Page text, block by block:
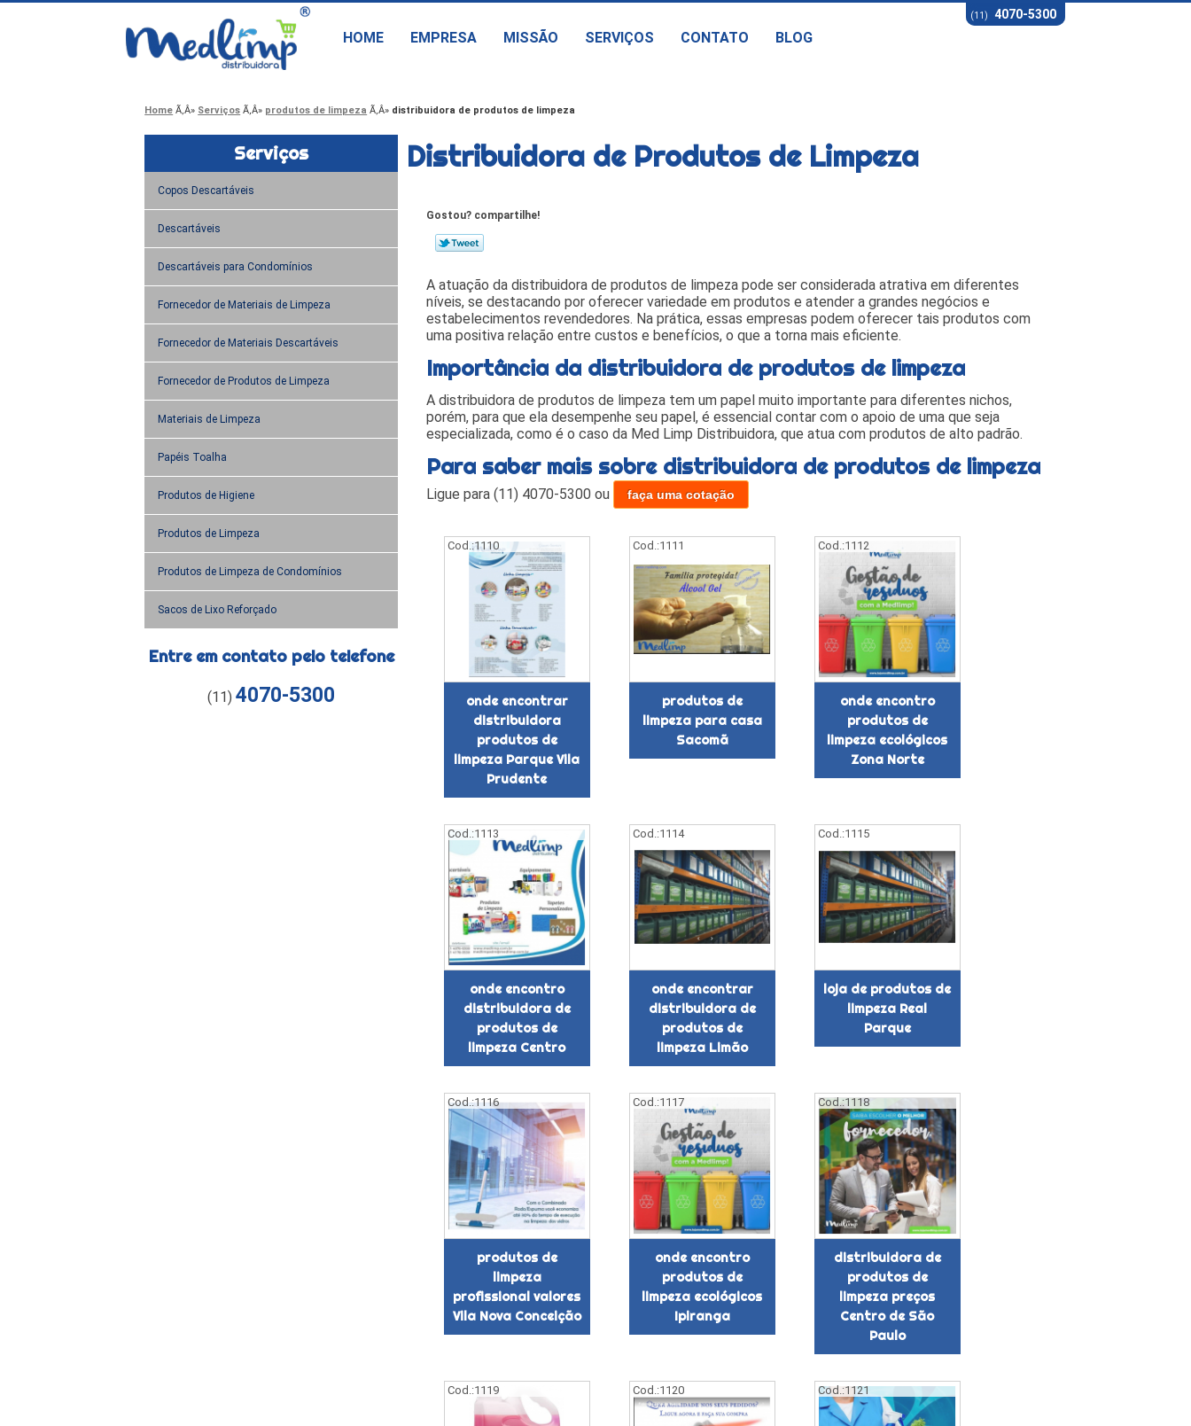
HOME EMPRESA MISSÃO SERVIÇOS CONTATO BLOG
(11) 4070-5300
Home Serviços produtos de limpeza distribuidora de produtos de limpeza
Serviços
Copos Descartáveis
Descartáveis
Descartáveis para Condomínios
Fornecedor de Materiais de Limpeza
Fornecedor de Materiais Descartáveis
Fornecedor de Produtos de Limpeza
Materiais de Limpeza
Papéis Toalha
Produtos de Higiene
Produtos de Limpeza
Produtos de Limpeza de Condomínios
Sacos de Lixo Reforçado
Entre em contato pelo telefone
(11)4070-5300
Distribuidora de Produtos de Limpeza
Gostou? compartilhe!
A atuação da distribuidora de produtos de limpeza pode ser considerada atrativa em diferentes
níveis, se destacando por oferecer variedade em produtos e atender a grandes negócios e
estabelecimentos revendedores. Na prática, essas empresas podem oferecer tais produtos com
uma positiva relação entre custos e benefícios, o que a torna mais eficiente.
Importância da distribuidora de produtos de limpeza
A distribuidora de produtos de limpeza tem um papel muito importante para diferentes nichos,
porém, para que ela desempenhe seu papel, é essencial contar com o apoio de uma que seja
especializada, como é o caso da Med Limp Distribuidora, que atua com produtos de alto padrão.
Para saber mais sobre distribuidora de produtos de limpeza
Ligue para (11) 4070-5300ou faça uma cotação
Cod.:1110
onde encontrar
distribuidora
produtos de
limpeza Parque Vila
Prudente
Cod.:1111
produtos de
limpeza para casa
Sacomã
Cod.:1112
onde encontro
produtos de
limpeza ecológicos
Zona Norte
Cod.:1113
onde encontro
distribuidora de
produtos de
limpeza Centro
Cod.:1114
onde encontrar
distribuidora de
produtos de
limpeza Limão
Cod.:1115
loja de produtos de
limpeza Real
Parque
Cod.:1116
produtos de
limpeza
profissional valores
Vila Nova Conceição
Cod.:1117
onde encontro
produtos de
limpeza ecológicos
Ipiranga
Cod.:1118
distribuidora de
produtos de
limpeza preços
Centro de São
Paulo
Cod.:1119 Cod.:1120 Cod.:1121